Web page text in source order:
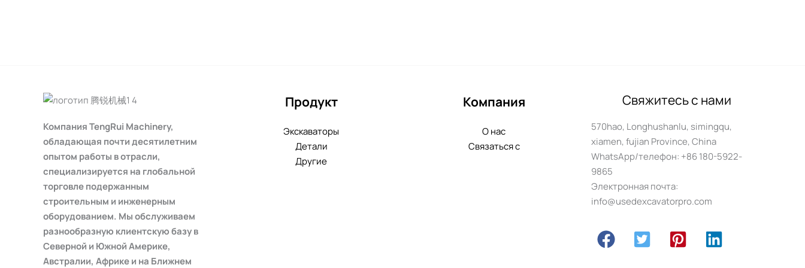
Компания TengRui Machinery,
обладающая почти десятилетним
опытом работы в отрасли,
специализируется на глобальной
торговле подержанным
строительным и инженерным
оборудованием. Мы обслуживаем
разнообразную клиентскую базу в
Северной и Южной Америке,
Австралии, Африке и на Ближнем
Продукт
Экскаваторы
Детали
Другие
Компания
О нас
Связаться с
Свяжитесь с нами
570hao, Longhushanlu, simingqu,
xiamen, fujian Province, China
WhatsApp/телефон: +86 180-5922-
9865
Электронная почта:
info@usedexcavatorpro.com